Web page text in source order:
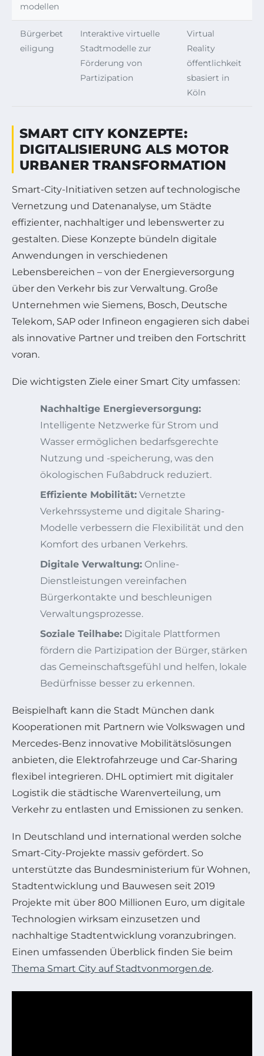
modellen
Bürgerbet
eiligung
Interaktive virtuelle
Stadtmodelle zur
Förderung von
Partizipation
Virtual
Reality
öffentlichkeit
sbasiert in
Köln
SMART CITY KONZEPTE:
DIGITALISIERUNG ALS MOTOR
URBANER TRANSFORMATION
Smart-City-Initiativen setzen auf technologische
Vernetzung und Datenanalyse, um Städte
effizienter, nachhaltiger und lebenswerter zu
gestalten. Diese Konzepte bündeln digitale
Anwendungen in verschiedenen
Lebensbereichen – von der Energieversorgung
über den Verkehr bis zur Verwaltung. Große
Unternehmen wie Siemens, Bosch, Deutsche
Telekom, SAP oder Infineon engagieren sich dabei
als innovative Partner und treiben den Fortschritt
voran.
Die wichtigsten Ziele einer Smart City umfassen:
Nachhaltige Energieversorgung:
Intelligente Netzwerke für Strom und
Wasser ermöglichen bedarfsgerechte
Nutzung und -speicherung, was den
ökologischen Fußabdruck reduziert.
Effiziente Mobilität: Vernetzte
Verkehrssysteme und digitale Sharing-
Modelle verbessern die Flexibilität und den
Komfort des urbanen Verkehrs.
Digitale Verwaltung: Online-
Dienstleistungen vereinfachen
Bürgerkontakte und beschleunigen
Verwaltungsprozesse.
Soziale Teilhabe: Digitale Plattformen
fördern die Partizipation der Bürger, stärken
das Gemeinschaftsgefühl und helfen, lokale
Bedürfnisse besser zu erkennen.
Beispielhaft kann die Stadt München dank
Kooperationen mit Partnern wie Volkswagen und
Mercedes-Benz innovative Mobilitätslösungen
anbieten, die Elektrofahrzeuge und Car-Sharing
flexibel integrieren. DHL optimiert mit digitaler
Logistik die städtische Warenverteilung, um
Verkehr zu entlasten und Emissionen zu senken.
In Deutschland und international werden solche
Smart-City-Projekte massiv gefördert. So
unterstützte das Bundesministerium für Wohnen,
Stadtentwicklung und Bauwesen seit 2019
Projekte mit über 800 Millionen Euro, um digitale
Technologien wirksam einzusetzen und
nachhaltige Stadtentwicklung voranzubringen.
Einen umfassenden Überblick finden Sie beim
Thema Smart City auf Stadtvonmorgen.de.